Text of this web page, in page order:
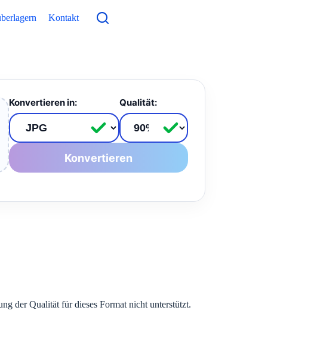
Kontakt
Konvertieren in: Qualität:
Konvertieren
der Qualität für dieses Format nicht unterstützt.